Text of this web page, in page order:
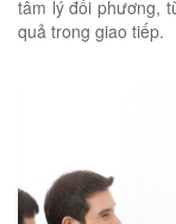
tâm lý đối phương,
quả trong giao tiếp.